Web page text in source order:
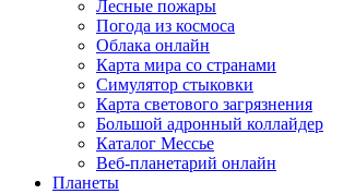
Лесные пожары
Погода из космоса
Облака онлайн
Карта мира со странами
Симулятор стыковки
Карта светового загрязнения
Большой адронный коллайдер
Каталог Мессье
Веб-планетарий онлайн
Планеты